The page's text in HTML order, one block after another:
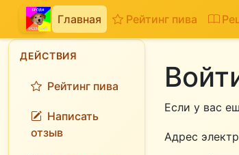
Главная Рейтинг пива
ДЕЙСТВИЯ
Рейтинг пива
Написать
отзыв
Если у вас
Адрес